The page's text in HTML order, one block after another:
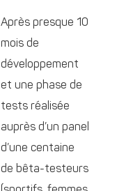
Après presque 10
mois de
développement
et une phase de
tests réalisée
auprès d’un panel
d’une centaine
de bêta-testeurs